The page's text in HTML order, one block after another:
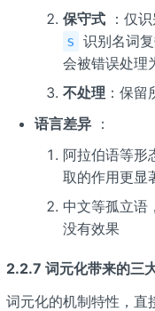
保守式：仅识
s 识别名词
会被错误处理
不处理 ：保
语言差异：
阿拉伯语等形
取的作用更显
中文等孤立语
没有效果
2.2.7 词元化带来的三
词元化的机制特性，直